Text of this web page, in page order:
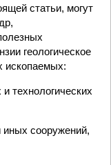
статьи, могут
геологическое
ископаемых:
технологических
иных сооружений,